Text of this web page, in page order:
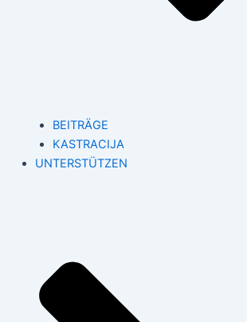
BEITRÄGE
KASTRACIJA
UNTERSTÜTZEN